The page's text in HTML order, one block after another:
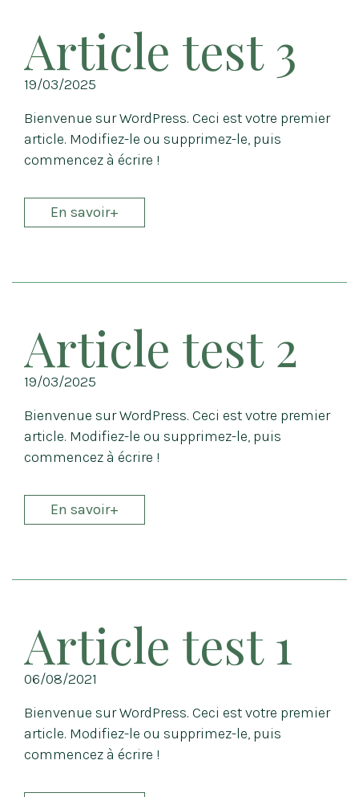
Article test 3
19/03/2025
Bienvenue sur WordPress. Ceci est votre premier
article. Modifiez-le ou supprimez-le, puis
commencez à écrire !
En savoir+
Article test 2
19/03/2025
Bienvenue sur WordPress. Ceci est votre premier
article. Modifiez-le ou supprimez-le, puis
commencez à écrire !
En savoir+
Article test 1
06/08/2021
Bienvenue sur WordPress. Ceci est votre premier
article. Modifiez-le ou supprimez-le, puis
commencez à écrire !